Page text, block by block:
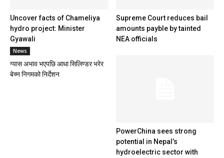
Uncover facts of Chameliya
hydro project: Minister
Gyawali
Supreme Court reduces bail
amounts payble by tainted
NEA officials
News
ग्यास अभाव भएपछि आधा सिलिण्डर भरेर
बेच्न निगमको निर्देशन
PowerChina sees strong
potential in Nepal’s
hydroelectric sector with